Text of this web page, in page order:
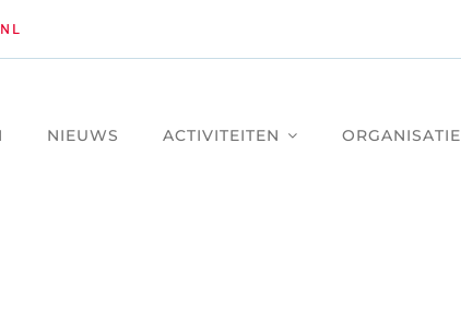
NIEUWS ACTIVITEITEN ORGANISATIE